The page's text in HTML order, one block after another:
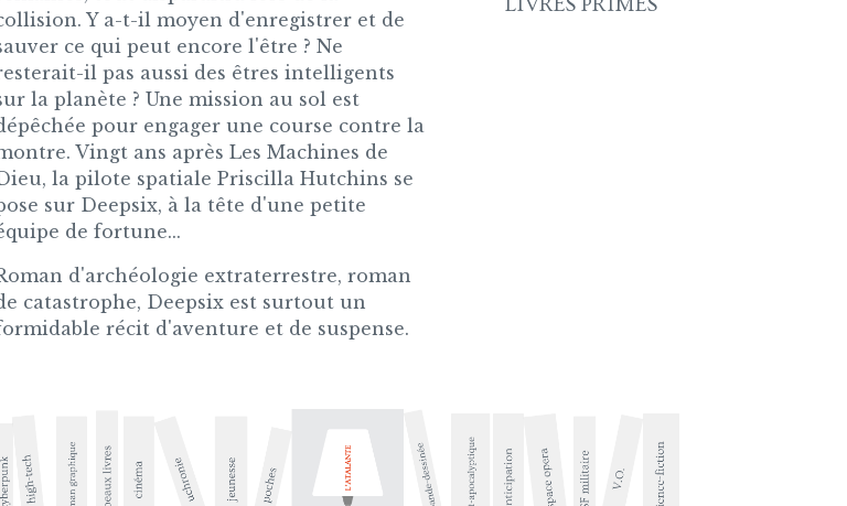
Y a-t-il moyen d'enregistrer et de
ce qui peut encore l'être ? Ne
il pas aussi des êtres intelligents
la planète ? Une mission au sol est
pour engager une course contre la
Vingt ans après Les Machines de
la pilote spatiale Priscilla Hutchins se
sur Deepsix, à la tête d'une petite
de fortune...
d'archéologie extraterrestre, roman
catastrophe, Deepsix est surtout un
récit d'aventure et de suspense.